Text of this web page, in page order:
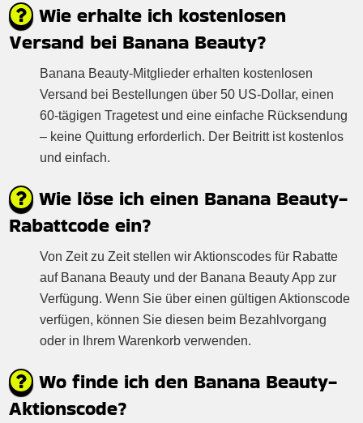
Wie erhalte ich kostenlosen
Versand bei Banana Beauty?
Banana Beauty-Mitglieder erhalten kostenlosen
Versand bei Bestellungen über 50 US-Dollar, einen
60-tägigen Tragetest und eine einfache Rücksendung
– keine Quittung erforderlich. Der Beitritt ist kostenlos
und einfach.
Wie löse ich einen Banana Beauty-
Rabattcode ein?
Von Zeit zu Zeit stellen wir Aktionscodes für Rabatte
auf Banana Beauty und der Banana Beauty App zur
Verfügung. Wenn Sie über einen gültigen Aktionscode
verfügen, können Sie diesen beim Bezahlvorgang
oder in Ihrem Warenkorb verwenden.
Wo finde ich den Banana Beauty-
Aktionscode?